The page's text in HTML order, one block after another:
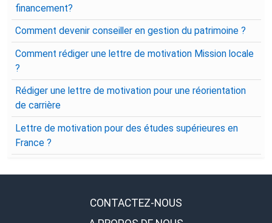
financement?
Comment devenir conseiller en gestion du patrimoine ?
Comment rédiger une lettre de motivation Mission locale
?
Rédiger une lettre de motivation pour une réorientation
de carrière
Lettre de motivation pour des études supérieures en
France ?
CONTACTEZ-NOUS